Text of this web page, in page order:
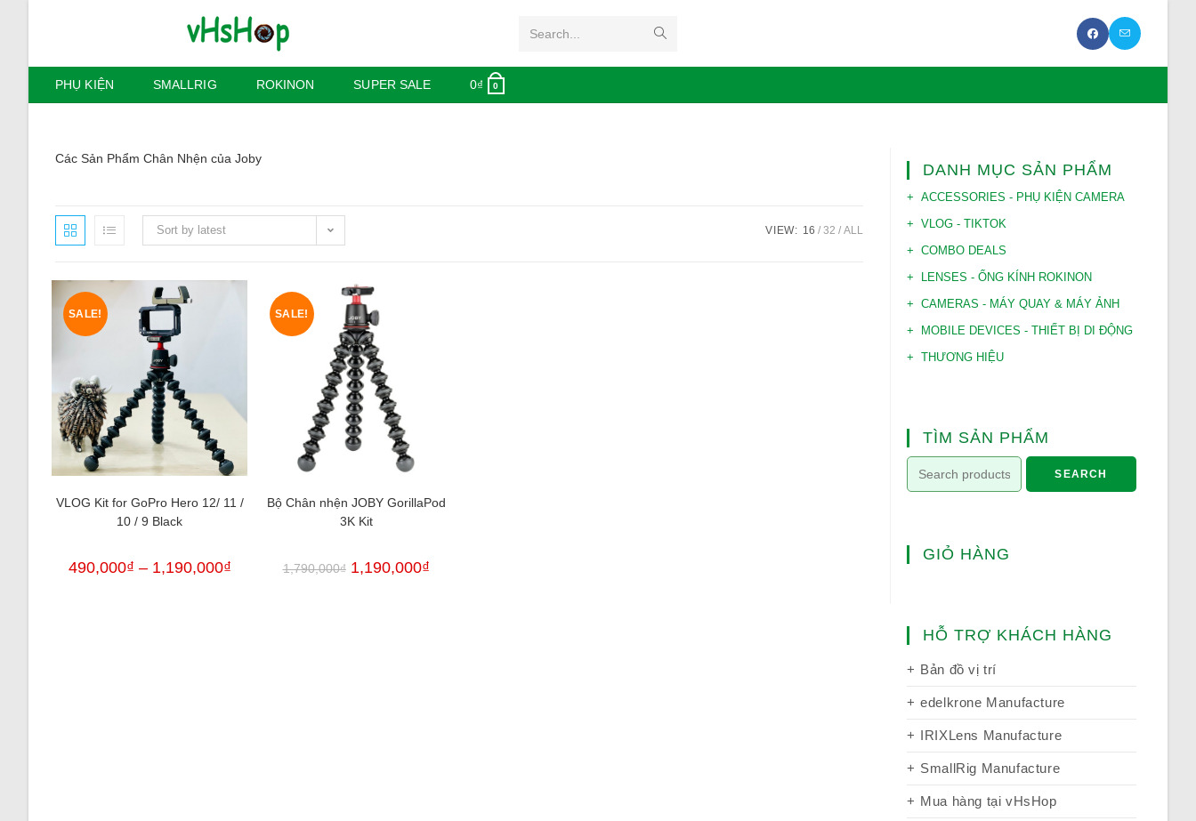
Search...
PHỤ KIỆN SMALLRIG ROKINON SUPER SALE 0₫ 0
Các Sản Phẩm Chân Nhện của Joby
Sort by latest VIEW: 16 32 ALL
SALE!
VLOG Kit for GoPro Hero 12/ 11 /
10 / 9 Black
490,000₫ – 1,190,000₫
SALE!
Bộ Chân nhện JOBY GorillaPod
3K Kit
1,790,000₫ 1,190,000₫
DANH MỤC SẢN PHẨM
ACCESSORIES - PHỤ KIỆN CAMERA
VLOG - TIKTOK
COMBO DEALS
LENSES - ỐNG KÍNH ROKINON
CAMERAS - MÁY QUAY & MÁY ẢNH
MOBILE DEVICES - THIẾT BỊ DI ĐỘNG
THƯƠNG HIỆU
TÌM SẢN PHẨM
SEARCH
GIỎ HÀNG
HỖ TRỢ KHÁCH HÀNG
Bản đồ vị trí
edelkrone Manufacture
IRIXLens Manufacture
SmallRig Manufacture
Mua hàng tại vHsHop